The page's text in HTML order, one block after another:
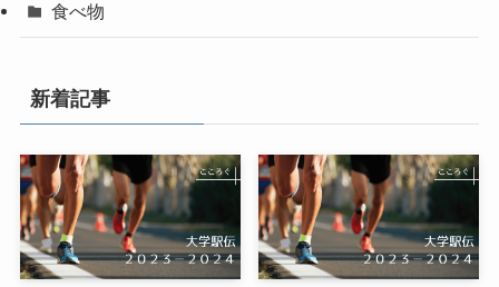
食べ物
新着記事